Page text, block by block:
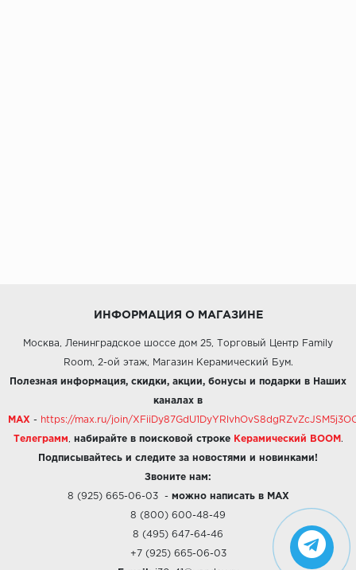
ИНФОРМАЦИЯ О МАГАЗИНЕ
Москва, Ленинградское шоссе дом 25, Торговый Центр Family
Room, 2-ой этаж, Магазин Керамический Бум.
Полезная информация, скидки, акции, бонусы и подарки в Наших
каналах в
MAX - https://max.ru/join/
Телеграмм набирайте в поисковой строке Керамический BOOM .
Подписывайтесь и следите за новостями и новинками!
Звоните нам:
8 (925) 665-06-03- можно написать в MAX
8 (800) 600-48-49
8 (495) 647-64-46
+7 (925) 665-06-03